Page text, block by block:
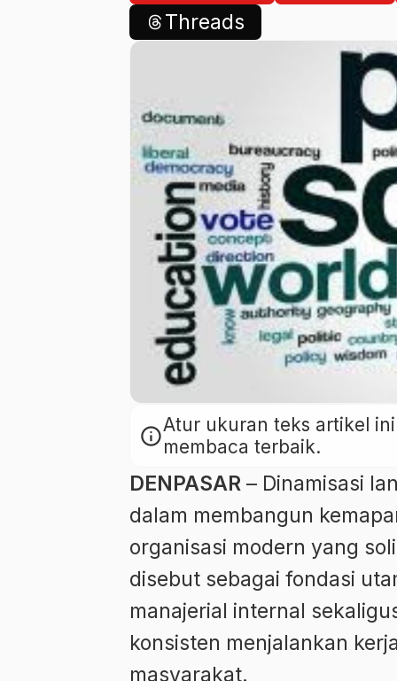
Threads
infoAtur ukuran teks artikel
membaca terbaik.
DENPASAR – Dinamisasi
dalam membangun
organisasi modern yang
disebut sebagai fondasi
manajerial internal
konsisten menjalankan
masyarakat.